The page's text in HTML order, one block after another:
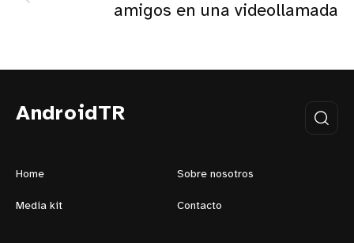
amigos en una videollamada
AndroidTR
Home Sobre nosotros
Media kit Contacto